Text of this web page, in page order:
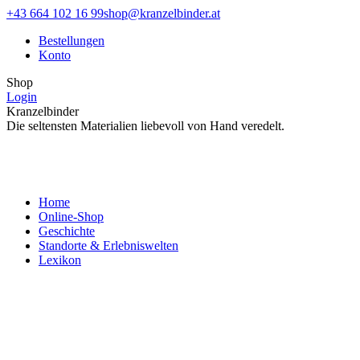
Zum
springen
Facebook
opens
window
Instagram
opens
window
+43 664 102 16 99shop@kranzelbinder.at
Bestellungen
Konto
Shop
Login
Kranzelbinder
Die seltensten Materialien liebevoll von Hand veredelt.
Home
Online-Shop
Geschichte
Standorte & Erlebniswelten
Lexikon